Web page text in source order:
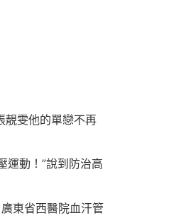
靚雯他的單戀不再
運動！”說到防治高
東省西醫院血汗管